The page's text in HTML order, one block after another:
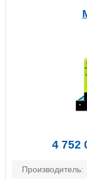
4 752
Производитель: